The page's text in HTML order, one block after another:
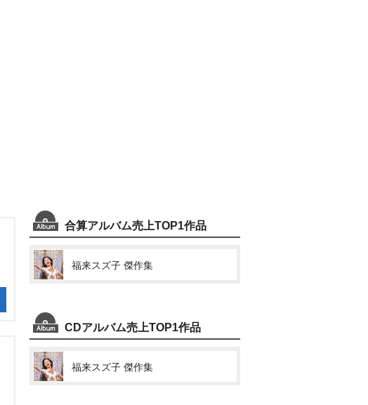
合算アルバム売上TOP1作品
福来スズ子 傑作集
CDアルバム売上TOP1作品
福来スズ子 傑作集